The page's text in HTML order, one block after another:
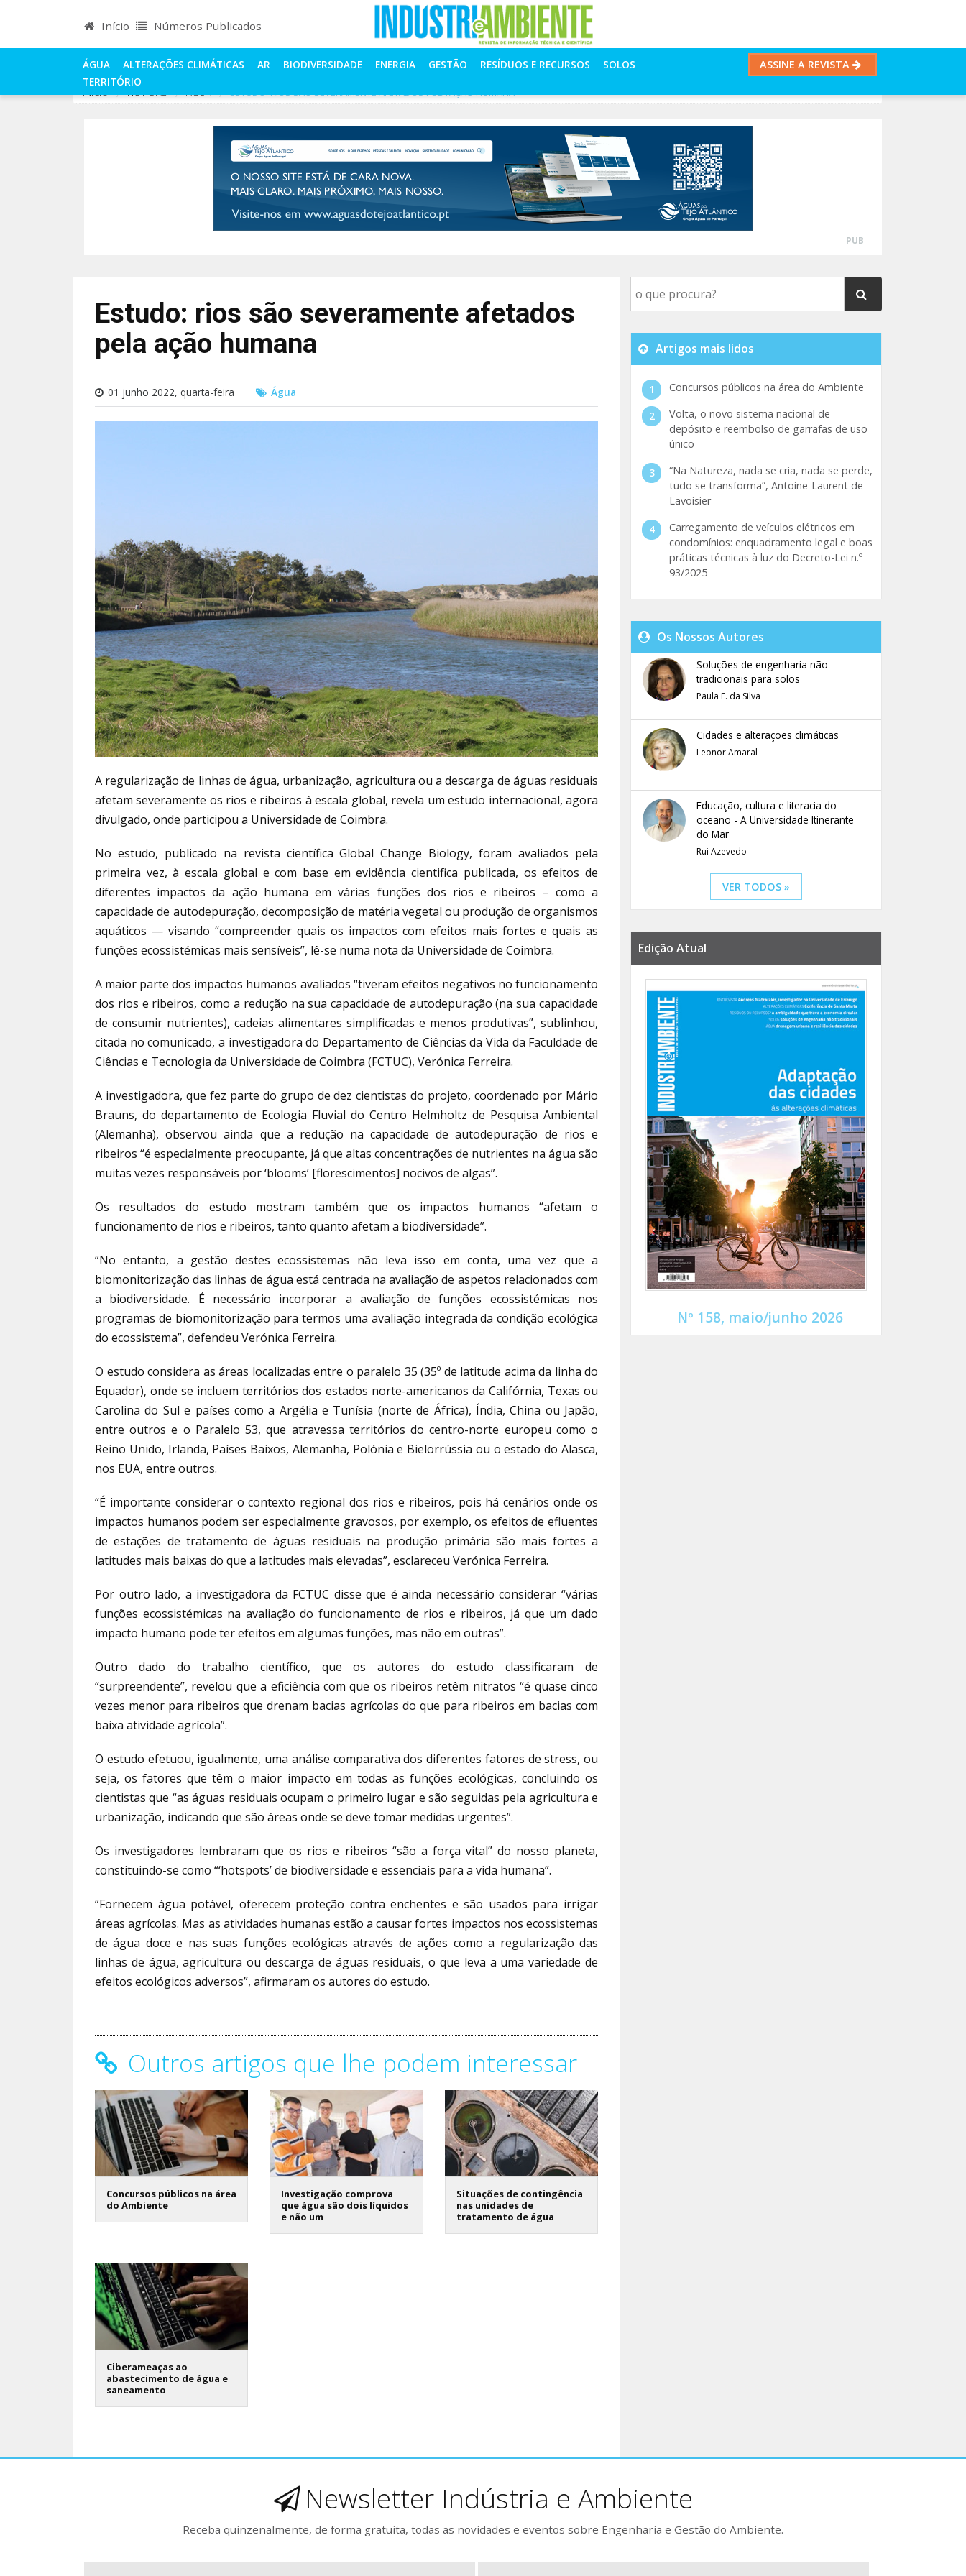
Início Números Publicados
ÁGUA ALTERAÇÕES CLIMÁTICAS AR BIODIVERSIDADE ENERGIA GESTÃO RESÍDUOS E RECURSOS
SOLOS
TERRITÓRIO
ASSINE A REVISTA
INÍCIO NOTÍCIAS ÁGUA ESTUDO: RIOS SÃO SEVERAMENTE AFETADOS PELA AÇÃO HUMANA
PUB
Estudo: rios são severamente afetados
pela ação humana
01 junho 2022, quarta-feira Água
A regularização de linhas de água, urbanização, agricultura ou a descarga de águas residuais
afetam severamente os rios e ribeiros à escala global, revela um estudo internacional, agora
divulgado, onde participou a Universidade de Coimbra.
No estudo, publicado na revista científica Global Change Biology, foram avaliados pela
primeira vez, à escala global e com base em evidência cientifica publicada, os efeitos de
diferentes impactos da ação humana em várias funções dos rios e ribeiros – como a
capacidade de autodepuração, decomposição de matéria vegetal ou produção de organismos
aquáticos — visando “compreender quais os impactos com efeitos mais fortes e quais as
funções ecossistémicas mais sensíveis”, lê-se numa nota da Universidade de Coimbra.
A maior parte dos impactos humanos avaliados “tiveram efeitos negativos no funcionamento
dos rios e ribeiros, como a redução na sua capacidade de autodepuração (na sua capacidade
de consumir nutrientes), cadeias alimentares simplificadas e menos produtivas”, sublinhou,
citada no comunicado, a investigadora do Departamento de Ciências da Vida da Faculdade de
Ciências e Tecnologia da Universidade de Coimbra (FCTUC), Verónica Ferreira.
A investigadora, que fez parte do grupo de dez cientistas do projeto, coordenado por Mário
Brauns, do departamento de Ecologia Fluvial do Centro Helmholtz de Pesquisa Ambiental
(Alemanha), observou ainda que a redução na capacidade de autodepuração de rios e
ribeiros “é especialmente preocupante, já que altas concentrações de nutrientes na água são
muitas vezes responsáveis por ‘blooms’ [florescimentos] nocivos de algas”.
Os resultados do estudo mostram também que os impactos humanos “afetam o
funcionamento de rios e ribeiros, tanto quanto afetam a biodiversidade”.
“No entanto, a gestão destes ecossistemas não leva isso em conta, uma vez que a
biomonitorização das linhas de água está centrada na avaliação de aspetos relacionados com
a biodiversidade. É necessário incorporar a avaliação de funções ecossistémicas nos
programas de biomonitorização para termos uma avaliação integrada da condição ecológica
do ecossistema”, defendeu Verónica Ferreira.
O estudo considera as áreas localizadas entre o paralelo 35 (35º de latitude acima da linha do
Equador), onde se incluem territórios dos estados norte-americanos da Califórnia, Texas ou
Carolina do Sul e países como a Argélia e Tunísia (norte de África), Índia, China ou Japão,
entre outros e o Paralelo 53, que atravessa territórios do centro-norte europeu como o
Reino Unido, Irlanda, Países Baixos, Alemanha, Polónia e Bielorrússia ou o estado do Alasca,
nos EUA, entre outros.
“É importante considerar o contexto regional dos rios e ribeiros, pois há cenários onde os
impactos humanos podem ser especialmente gravosos, por exemplo, os efeitos de efluentes
de estações de tratamento de águas residuais na produção primária são mais fortes a
latitudes mais baixas do que a latitudes mais elevadas”, esclareceu Verónica Ferreira.
Por outro lado, a investigadora da FCTUC disse que é ainda necessário considerar “várias
funções ecossistémicas na avaliação do funcionamento de rios e ribeiros, já que um dado
impacto humano pode ter efeitos em algumas funções, mas não em outras”.
Outro dado do trabalho científico, que os autores do estudo classificaram de
“surpreendente”, revelou que a eficiência com que os ribeiros retêm nitratos “é quase cinco
vezes menor para ribeiros que drenam bacias agrícolas do que para ribeiros em bacias com
baixa atividade agrícola”.
O estudo efetuou, igualmente, uma análise comparativa dos diferentes fatores de stress, ou
seja, os fatores que têm o maior impacto em todas as funções ecológicas, concluindo os
cientistas que “as águas residuais ocupam o primeiro lugar e são seguidas pela agricultura e
urbanização, indicando que são áreas onde se deve tomar medidas urgentes”.
Os investigadores lembraram que os rios e ribeiros “são a força vital” do nosso planeta,
constituindo-se como “‘hotspots’ de biodiversidade e essenciais para a vida humana”.
“Fornecem água potável, oferecem proteção contra enchentes e são usados para irrigar
áreas agrícolas. Mas as atividades humanas estão a causar fortes impactos nos ecossistemas
de água doce e nas suas funções ecológicas através de ações como a regularização das
linhas de água, agricultura ou descarga de águas residuais, o que leva a uma variedade de
efeitos ecológicos adversos”, afirmaram os autores do estudo.
Outros artigos que lhe podem interessar
Concursos públicos na área
do Ambiente
Investigação comprova
que água são dois líquidos
e não um
Situações de contingência
nas unidades de
tratamento de água
Ciberameaças ao
abastecimento de água e
saneamento
Artigos mais lidos
Concursos públicos na área do Ambiente
Volta, o novo sistema nacional de
depósito e reembolso de garrafas de uso
único
“Na Natureza, nada se cria, nada se perde,
tudo se transforma”, Antoine-Laurent de
Lavoisier
Carregamento de veículos elétricos em
condomínios: enquadramento legal e boas
práticas técnicas à luz do Decreto-Lei n.º
93/2025
Os Nossos Autores
Soluções de engenharia não
tradicionais para solos
Paula F. da Silva
Cidades e alterações climáticas
Leonor Amaral
Educação, cultura e literacia do
oceano - A Universidade Itinerante
do Mar
Rui Azevedo
VER TODOS »
Edição Atual
Nº 158, maio/junho 2026
Newsletter Indústria e Ambiente
Receba quinzenalmente, de forma gratuita, todas as novidades e eventos sobre Engenharia e Gestão do Ambiente.